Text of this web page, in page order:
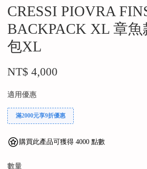
CRESSI PIOVRA
BACKPACK XL 章魚
包XL
NT$ 4,000
適用優惠
滿2000元享9折優惠
購買此產品可獲得 4000 點數
數量